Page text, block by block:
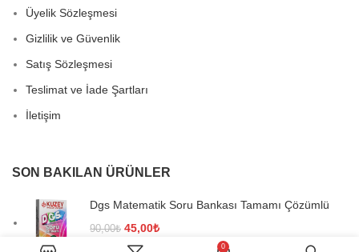
Üyelik Sözleşmesi
Gizlilik ve Güvenlik
Satış Sözleşmesi
Teslimat ve İade Şartları
İletişim
SON BAKILAN ÜRÜNLER
Dgs Matematik Soru Bankası Tamamı Çözümlü
90,00₺ Orijinal
fiyat:
45,00₺Şu
0